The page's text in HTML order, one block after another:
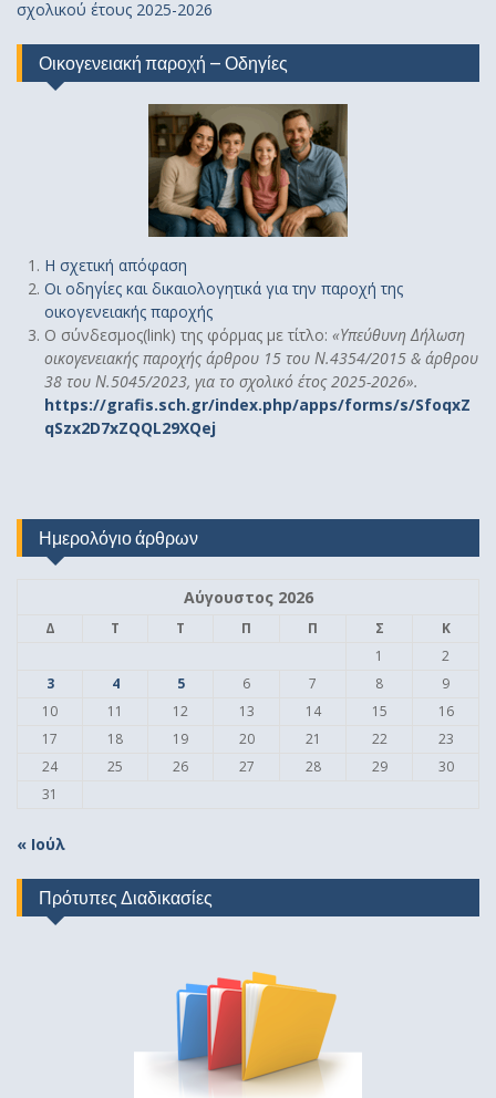
σχολικού έτους 2025-2026
Οικογενειακή παροχή – Οδηγίες
Η σχετική απόφαση
Οι οδηγίες και δικαιολογητικά για την παροχή της
οικογενειακής παροχής
Ο σύνδεσμος(link) της φόρμας με τίτλο: «Υπεύθυνη Δήλωση
οικογενειακής παροχής άρθρου 15 του Ν.4354/2015 & άρθρου
38 του Ν.5045/2023, για το σχολικό έτος 2025-2026».
https://grafis.sch.gr/index.php/apps/forms/s/SfoqxZ
qSzx2D7xZQQL29XQej
Ημερολόγιο άρθρων
Αύγουστος 2026
Δ Τ Τ Π Π Σ
Κ
1
2
3
4 5 6 7 8
9
10
11 12 13 14 15
16
17
18 19 20 21 22
23
24
25 26 27 28 29
30
31
« Ιούλ
Πρότυπες Διαδικασίες